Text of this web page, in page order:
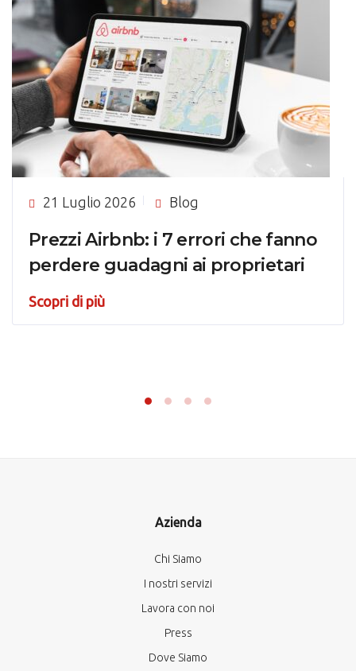
21 Luglio 2026 Blog
Prezzi Airbnb: i 7 errori che fanno
perdere guadagni ai proprietari
Scopri di più
Azienda
Chi Siamo
I nostri servizi
Lavora con noi
Press
Dove Siamo